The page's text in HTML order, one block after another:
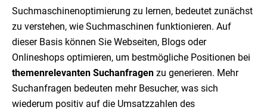
Suchmaschinenoptimierung zu lernen, bedeutet zunächst
zu verstehen, wie Suchmaschinen funktionieren. Auf
dieser Basis können Sie Webseiten, Blogs oder
Onlineshops optimieren, um bestmögliche Positionen bei
themenrelevanten Suchanfragen zu generieren. Mehr
Suchanfragen bedeuten mehr Besucher, was sich
wiederum positiv auf die Umsatzzahlen des